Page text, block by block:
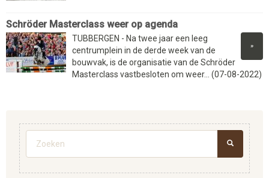
Schröder Masterclass weer op agenda
»
TUBBERGEN - Na twee jaar een leeg
centrumplein in de derde week van de
bouwvak, is de organisatie van de Schröder
Masterclass vastbesloten om weer... (07-08-2022)
Zoekveld